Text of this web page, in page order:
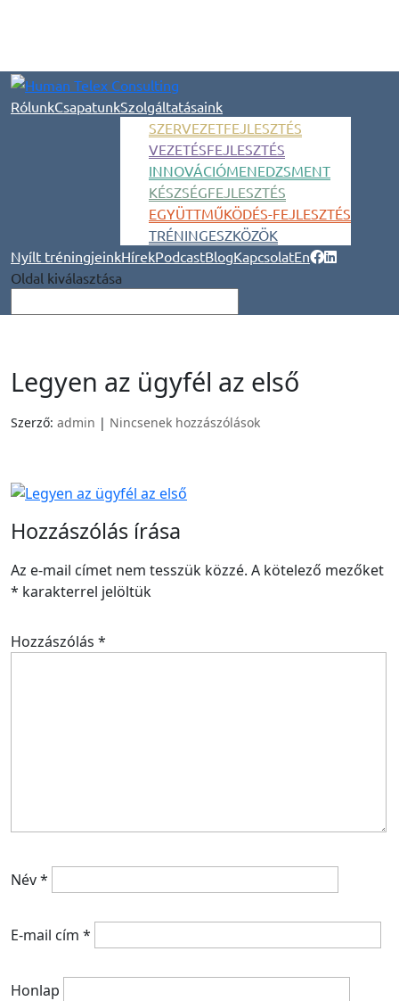
RólunkCsapatunkSzolgáltatásaink
SZERVEZETFEJLESZTÉS
VEZETÉSFEJLESZTÉS
INNOVÁCIÓMENEDZSMENT
KÉSZSÉGFEJLESZTÉS
EGYÜTTMŰKÖDÉS-FEJLESZTÉS
TRÉNINGESZKÖZÖK
Nyílt tréningjeinkHírekPodcastBlogKapcsolatEn
Oldal kiválasztása
Legyen az ügyfél az első
Szerző: admin | Nincsenek hozzászólások
Hozzászólás írása
Az e-mail címet nem tesszük közzé. A kötelező mezőket
* karakterrel jelöltük
Hozzászólás *
Név*
E-mail cím *
Honlap